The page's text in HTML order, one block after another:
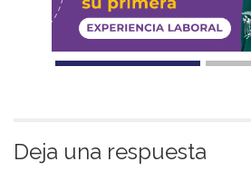
Deja una respuesta